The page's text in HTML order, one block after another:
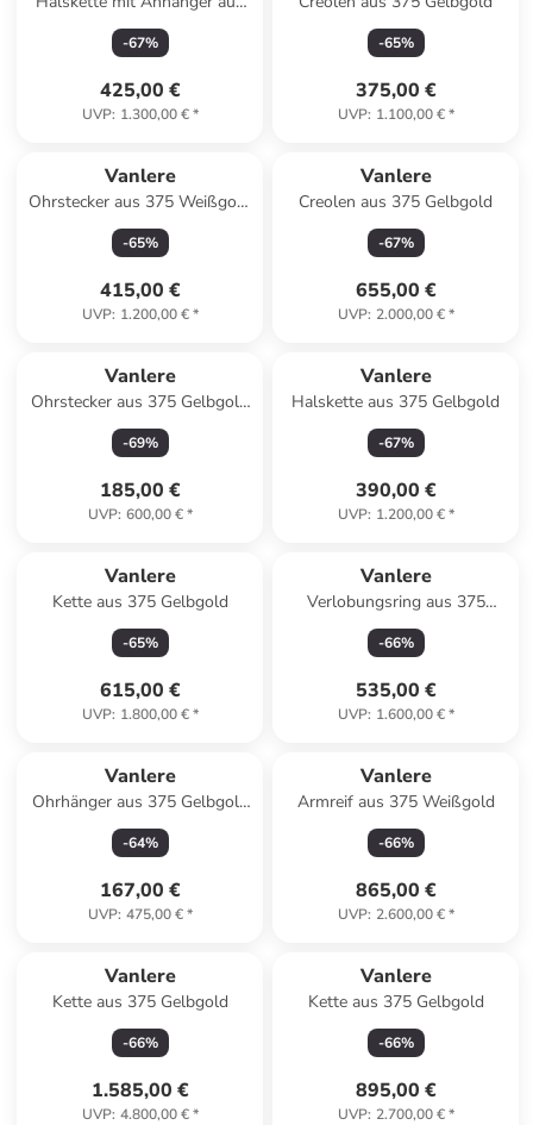
375 Gelbgold mit Zirkonia
-67%
425,00 €
UVP: 1.300,00 €*
-65%
375,00 €
UVP: 1.100,00 €*
Vanlere
Ohrstecker aus 375 Weißgold
mit Zirkonia mit Perle
-65%
415,00 €
UVP: 1.200,00 €*
Vanlere
Creolen aus 375 Gelbgold
-67%
655,00 €
UVP: 2.000,00 €*
Vanlere
Ohrstecker aus 375 Gelbgold
mit Opal Blumen-Design
-69%
185,00 €
UVP: 600,00 €*
Vanlere
Halskette aus 375 Gelbgold
-67%
390,00 €
UVP: 1.200,00 €*
Vanlere
Kette aus 375 Gelbgold
-65%
615,00 €
UVP: 1.800,00 €*
Vanlere
Verlobungsring aus 375
Weißgold mit Zirkonia
-66%
535,00 €
UVP: 1.600,00 €*
Vanlere
Ohrhänger aus 375 Gelbgold
mit Amethyst
-64%
167,00 €
UVP: 475,00 €*
Vanlere
Armreif aus 375 Weißgold
-66%
865,00 €
UVP: 2.600,00 €*
Vanlere
Kette aus 375 Gelbgold
-66%
1.585,00 €
UVP: 4.800,00 €*
Vanlere
Kette aus 375 Gelbgold
-66%
895,00 €
UVP: 2.700,00 €*